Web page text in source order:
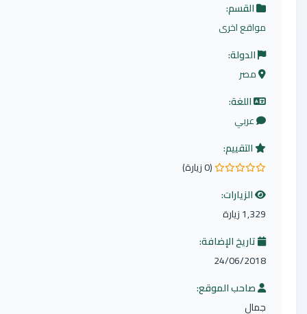
(0 زيارة)
الإضافة:
الموقع: